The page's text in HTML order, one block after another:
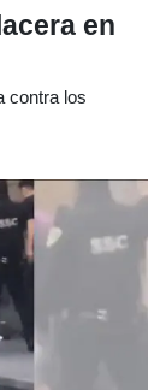
en
contra los